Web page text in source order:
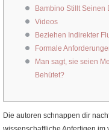
Bambino Stillt Seinen
Videos
Beziehen Indirekter
Formale
Man sagt, sie seien
Behütet?
Die autoren schnappen dir